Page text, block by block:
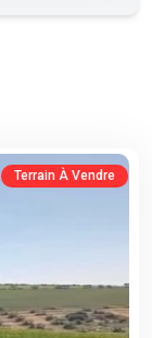
Terrain À Vendre